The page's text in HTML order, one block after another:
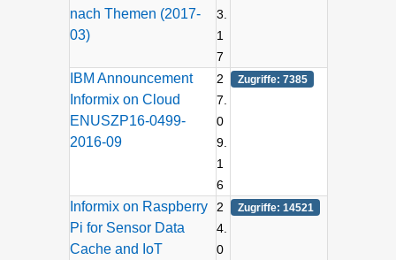
nach Themen (2017-
03)
3.
1
7
IBM Announcement
Informix on Cloud
ENUSZP16-0499-
2016-09
2
7.
0
9.
1
6
Zugriffe: 7385
Informix on Raspberry
Pi for Sensor Data
Cache and IoT
2
4.
0
Zugriffe: 14521